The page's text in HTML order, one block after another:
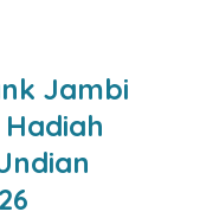
Jambi